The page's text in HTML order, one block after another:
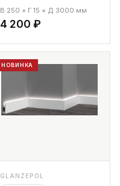
В 250 × Г 15 × Д 3000 мм
4 200 ₽
НОВИНКА
GLANZEPOL